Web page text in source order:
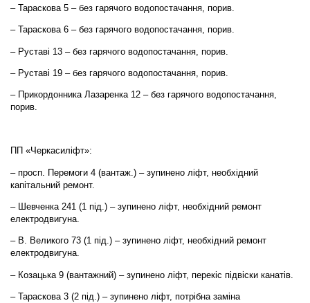
– Тараскова 5 – без гарячого водопостачання, порив.
– Тараскова 6 – без гарячого водопостачання, порив.
– Руставі 13 – без гарячого водопостачання, порив.
– Руставі 19 – без гарячого водопостачання, порив.
– Прикордонника Лазаренка 12 – без гарячого водопостачання,
порив.
ПП «Черкасиліфт»:
– просп. Перемоги 4 (вантаж.) – зупинено ліфт, необхідний
капітальний ремонт.
– Шевченка 241 (1 під.) – зупинено ліфт, необхідний ремонт
електродвигуна.
– В. Великого 73 (1 під.) – зупинено ліфт, необхідний ремонт
електродвигуна.
– Козацька 9 (вантажний) – зупинено ліфт, перекіс підвіски канатів.
– Тараскова 3 (2 під.) – зупинено ліфт, потрібна заміна